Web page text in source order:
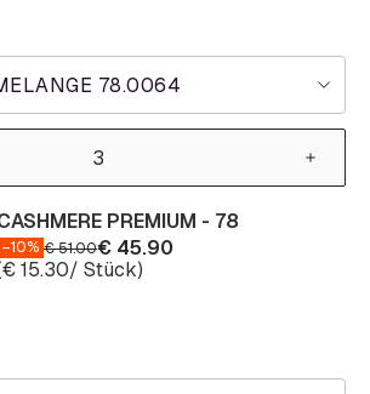
78.0064
PREMIUM - 78
–10% €51.00€ 45.90
€15.30/ Stück)